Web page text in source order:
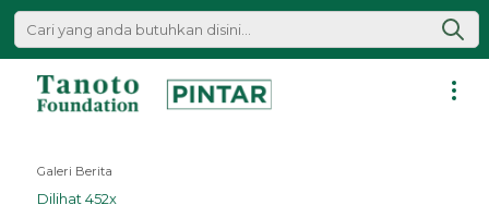
Lewati
|
Tanoto
Galeri Berita
Dilihat 452x